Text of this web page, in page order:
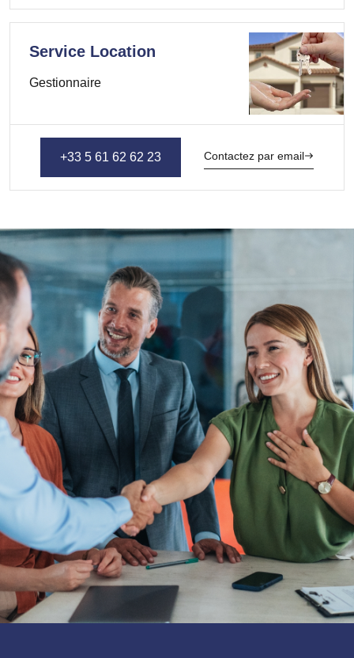
Service Location
Gestionnaire
+33 5 61 62 62 23 Contactez par email